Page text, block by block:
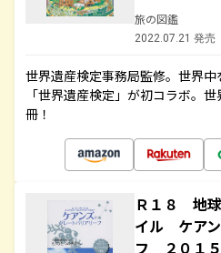
旅の図鑑
2022.07.21 発売
世界遺産検定事務局監修。世界
「世界遺産検定」が初コラボ。
冊！
Ｒ１８ 地
イル ケアン
フ ２０１